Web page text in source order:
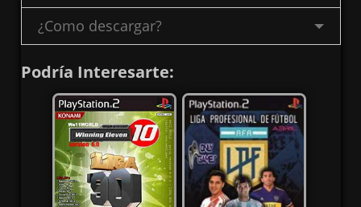
¿Como descargar?
Podría Interesarte: